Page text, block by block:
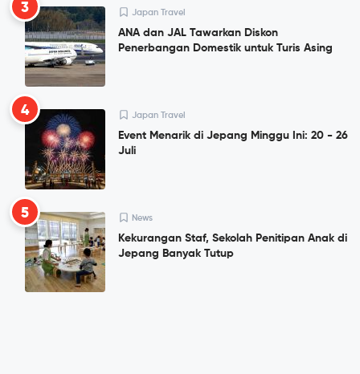
3 Japan Travel
ANA dan JAL Tawarkan Diskon
Penerbangan Domestik untuk Turis Asing
4 Japan Travel
Event Menarik di Jepang Minggu Ini: 20 - 26
Juli
5 News
Kekurangan Staf, Sekolah Penitipan Anak di
Jepang Banyak Tutup